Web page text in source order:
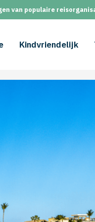
van populaire
Kindvriendelijk